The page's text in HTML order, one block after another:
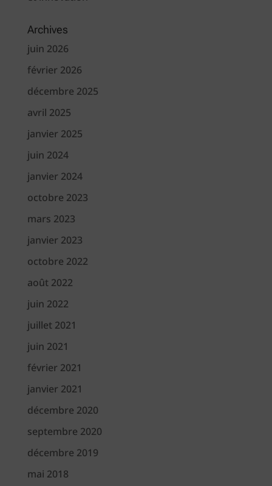
Archives
juin 2026
février 2026
décembre 2025
avril 2025
janvier 2025
juin 2024
janvier 2024
octobre 2023
mars 2023
janvier 2023
octobre 2022
août 2022
juin 2022
juillet 2021
juin 2021
février 2021
janvier 2021
décembre 2020
septembre 2020
décembre 2019
mai 2018